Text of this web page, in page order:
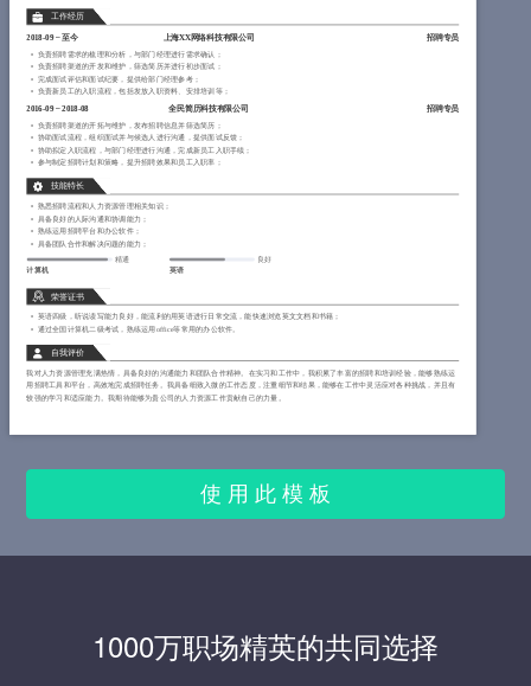
工作经历
2018-09~至今 上海XX网络科技有限公司 招聘专员
负责招聘需求的梳理和分析，与部门经理进行需求确认；
负责招聘渠道的开发和维护，筛选简历并进行初步面试；
完成面试评估和面试纪要，提供给部门经理参考；
负责新员工的入职流程，包括发放入职资料、安排培训等；
2016-09~2018-08 全民简历科技有限公司 招聘专员
负责招聘渠道的开拓与维护，发布招聘信息并筛选简历；
协助面试流程，组织面试并与候选人进行沟通，提供面试反馈；
协助拟定入职流程，与部门经理进行沟通，完成新员工入职手续；
参与制定招聘计划和策略，提升招聘效果和员工入职率；
技能特长
熟悉招聘流程和人力资源管理相关知识；
具备良好的人际沟通和协调能力；
熟练运用招聘平台和办公软件；
具备团队合作和解决问题的能力；
计算机
精通
英语
良好
荣誉证书
英语四级，听说读写能力良好，能流利的用英语进行日常交流，能快速浏览英文文档和书籍；
通过全国计算机二级考试，熟练运用office等常用的办公软件。
自我评价
我对人力资源管理充满热情，具备良好的沟通能力和团队合作精神。在实习和工作中，我积累了丰富的招聘和培训经验，能够熟练运
用招聘工具和平台，高效地完成招聘任务。我具备细致入微的工作态度，注重细节和结果，能够在工作中灵活应对各种挑战，并且有
较强的学习和适应能力。我期待能够为贵公司的人力资源工作贡献自己的力量。
使 用 此 模 板
1000万职场精英的共同选择